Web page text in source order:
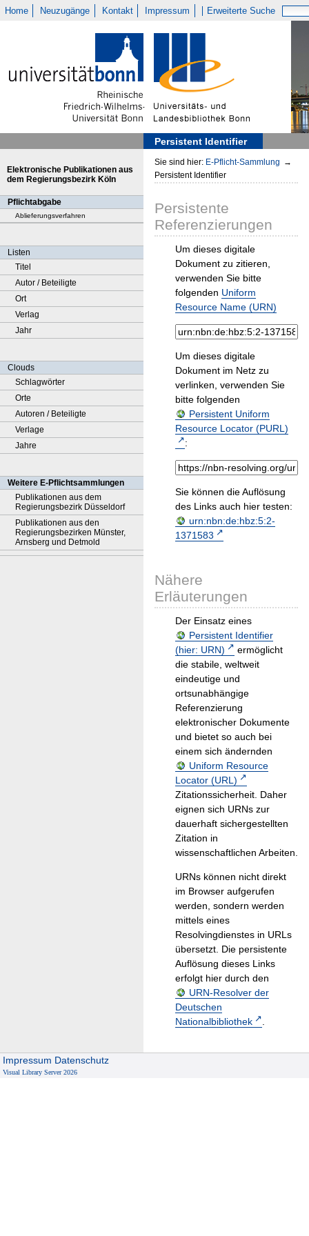
Home Neuzugänge Kontakt Impressum Erweiterte Suche
Persistent Identifier
Elektronische Publikationen aus
dem Regierungsbezirk Köln
Pflichtabgabe
Ablieferungsverfahren
Listen
Titel
Autor / Beteiligte
Ort
Verlag
Jahr
Clouds
Schlagwörter
Orte
Autoren / Beteiligte
Verlage
Jahre
Weitere E-Pflichtsammlungen
Publikationen aus dem
Regierungsbezirk Düsseldorf
Publikationen aus den
Regierungsbezirken Münster,
Arnsberg und Detmold
Sie sind hier: E-Pflicht-Sammlung →
Persistent Identifier
Persistente
Referenzierungen
Um dieses digitale
Dokument zu zitieren,
verwenden Sie bitte
folgenden Uniform
Resource Name (URN)
Um dieses digitale
Dokument im Netz zu
verlinken, verwenden Sie
bitte folgenden
Persistent Uniform
Resource Locator (PURL)
:
Sie können die Auflösung
des Links auch hier testen:
urn:nbn:de:hbz:5:2-
1371583
Nähere
Erläuterungen
Der Einsatz eines
Persistent Identifier
(hier: URN)
ermöglicht
die stabile, weltweit
eindeutige und
ortsunabhängige
Referenzierung
elektronischer Dokumente
und bietet so auch bei
einem sich ändernden
Uniform Resource
Locator (URL)
Zitationssicherheit. Daher
eignen sich URNs zur
dauerhaft sichergestellten
Zitation in
wissenschaftlichen Arbeiten.
URNs können nicht direkt
im Browser aufgerufen
werden, sondern werden
mittels eines
Resolvingdienstes in URLs
übersetzt. Die persistente
Auflösung dieses Links
erfolgt hier durch den
URN-Resolver der
Deutschen
Nationalbibliothek
.
Impressum Datenschutz
Visual Library Server 2026